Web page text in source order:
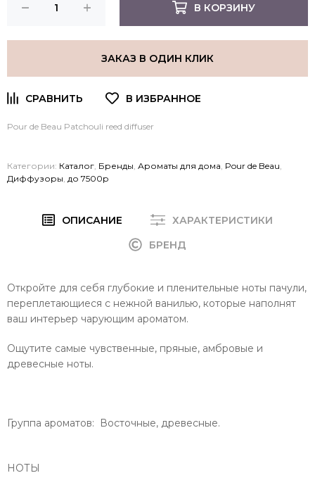
В КОРЗИНУ
ЗАКАЗ В ОДИН КЛИК
Pour de Beau Patchouli reed diffuser
Категории: Каталог Бренды Ароматы для дома Pour de Beau
Диффузоры до 7500р
ОПИСАНИЕ
ХАРАКТЕРИСТИКИ
БРЕНД
Откройте для себя глубокие и пленительные ноты пачули,
переплетающиеся с нежной ванилью, которые наполнят
ваш интерьер чарующим ароматом.
Ощутите самые чувственные, пряные, амбровые и
древесные ноты.
Группа ароматов: Восточные, древесные.
НОТЫ